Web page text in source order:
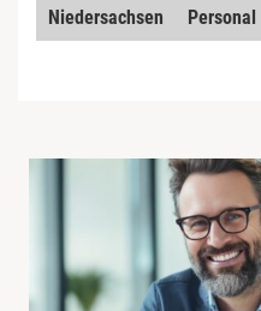
Niedersachsen Personal